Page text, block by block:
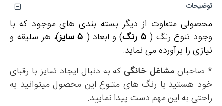
توضیحات
محصولی متفاوت از دیگر بسته بندی های موجود که با
وجود تنوع رنگ (5 رنگ ) و ابعاد ( 5 سایز
)، هر سلیقه و
نیازی را برآورده می نماید.
* صاحبانمشاغل خانگیکه به دنبال ایجاد تمایز با رقبای
خود هستید با رنگ های متنوع این محصول میتوانید به
راحتی به این مهم دست پیدا نمایید.